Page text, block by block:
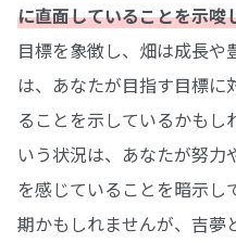
に直面していることを示唆
目標を象徴し、畑は成長や
は、あなたが目指す目標に
ることを示しているかもし
いう状況は、あなたが努
を感じていることを暗示し
期かもしれませんが、吉夢